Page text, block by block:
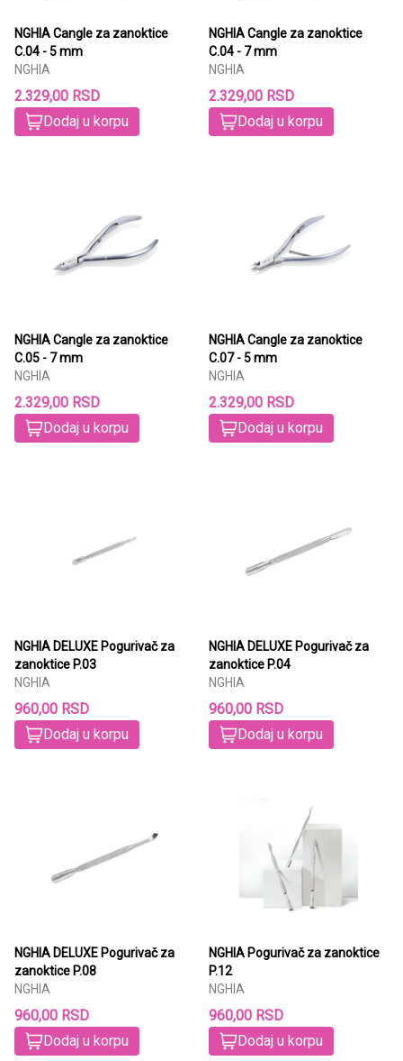
NGHIA Cangle za zanoktice
C.04 - 5 mm
NGHIA
2.329,00 RSD
Dodaj u korpu
NGHIA Cangle za zanoktice
C.04 - 7 mm
NGHIA
2.329,00 RSD
Dodaj u korpu
NGHIA Cangle za zanoktice
C.05 - 7 mm
NGHIA
2.329,00 RSD
Dodaj u korpu
NGHIA Cangle za zanoktice
C.07 - 5 mm
NGHIA
2.329,00 RSD
Dodaj u korpu
NGHIA DELUXE Pogurivač za
zanoktice P.03
NGHIA
960,00 RSD
Dodaj u korpu
NGHIA DELUXE Pogurivač za
zanoktice P.04
NGHIA
960,00 RSD
Dodaj u korpu
NGHIA DELUXE Pogurivač za
zanoktice P.08
NGHIA
960,00 RSD
Dodaj u korpu
NGHIA Pogurivač za zanoktice
P.12
NGHIA
960,00 RSD
Dodaj u korpu